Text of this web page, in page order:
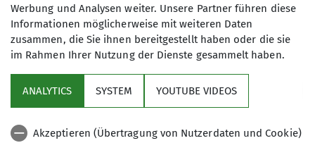
Service
Werbung und Analysen weiter. Unsere Partner führen diese
Informationen möglicherweise mit weiteren Daten
zusammen, die Sie ihnen bereitgestellt haben oder die sie
im Rahmen Ihrer Nutzung der Dienste gesammelt haben.
ANALYTICS SYSTEM YOUTUBE VIDEOS
Akzeptieren (Übertragung von Nutzerdaten und Cookie)